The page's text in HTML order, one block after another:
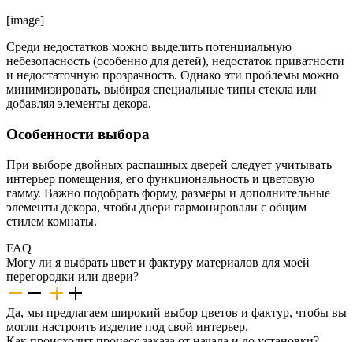
[image]
Среди недостатков можно выделить потенциальную
небезопасность (особенно для детей), недостаток приватности
и недостаточную прозрачность. Однако эти проблемы можно
минимизировать, выбирая специальные типы стекла или
добавляя элементы декора.
Особенности выбора
При выборе двойных распашных дверей следует учитывать
интерьер помещения, его функциональность и цветовую
гамму. Важно подобрать форму, размеры и дополнительные
элементы декора, чтобы двери гармонировали с общим
стилем комнаты.
FAQ
Могу ли я выбрать цвет и фактуру материалов для моей
перегородки или двери?
Да, мы предлагаем широкий выбор цветов и фактур, чтобы вы
могли настроить изделие под свой интерьер.